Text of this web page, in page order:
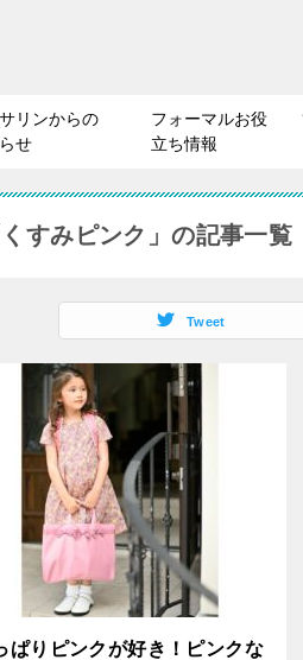
リンからの
せ
フォーマルお役
立ち情報
くすみピンク」の記事一覧
Tweet
ぱりピンクが好き！ピンクな